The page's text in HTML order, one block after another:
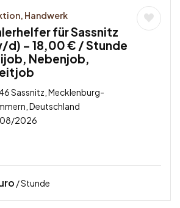
Handwerk
für Sassnitz
d) – 18,00 € / Stunde
Nebenjob,
Sassnitz, Mecklenburg-
Deutschland
2026
/ Stunde